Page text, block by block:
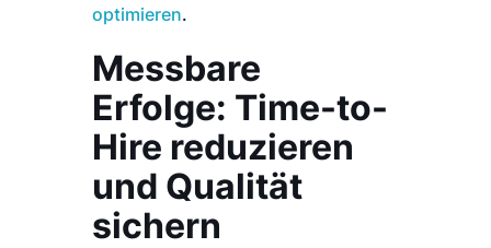
optimieren.
Messbare
Erfolge: Time-to-
Hire reduzieren
und Qualität
sichern